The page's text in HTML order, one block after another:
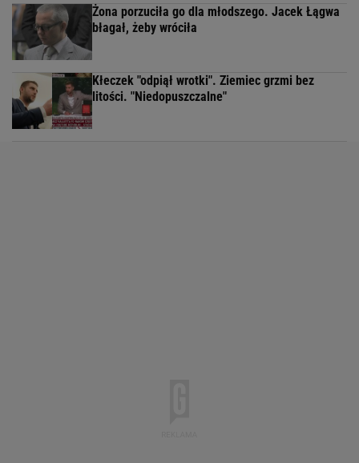
Żona porzuciła go dla młodszego. Jacek Łągwa
błagał, żeby wróciła
Kłeczek "odpiął wrotki". Ziemiec grzmi bez
litości. "Niedopuszczalne"